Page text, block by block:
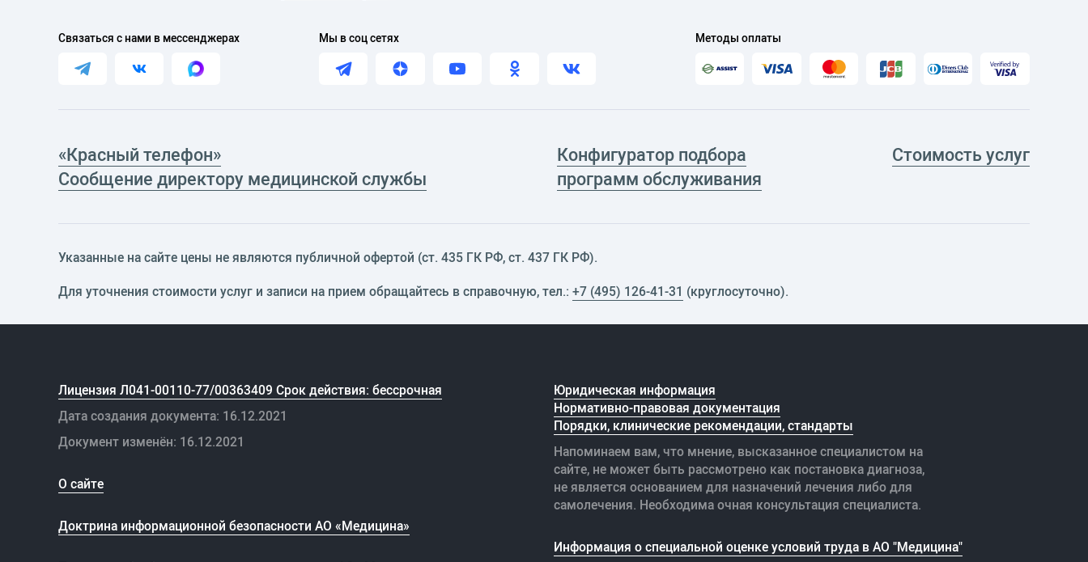
Связаться с нами в мессенджерах Мы в соц сетях Методы оплаты
«Красный телефон»
Сообщение директору медицинской службы
Конфигуратор подбора
программ обслуживания
Стоимость услуг
Указанные на сайте цены не являются публичной офертой (ст. 435 ГК РФ, cт. 437 ГК РФ).
Для уточнения стоимости услуг и записи на прием обращайтесь в справочную, тел.: +7 (495) 126-41-31 (круглосуточно).
Лицензия Л041-00110-77/00363409 Срок действия: бессрочная
Дата создания документа: 16.12.2021
Документ изменён: 16.12.2021
О сайте
Доктрина информационной безопасности АО «Медицина»
Юридическая информация
Нормативно-правовая документация
Порядки, клинические рекомендации, стандарты
Напоминаем вам, что мнение, высказанное специалистом на
сайте, не может быть рассмотрено как постановка диагноза,
не является основанием для назначений лечения либо для
самолечения. Необходима очная консультация специалиста.
Информация о специальной оценке условий труда в АО "Медицина"